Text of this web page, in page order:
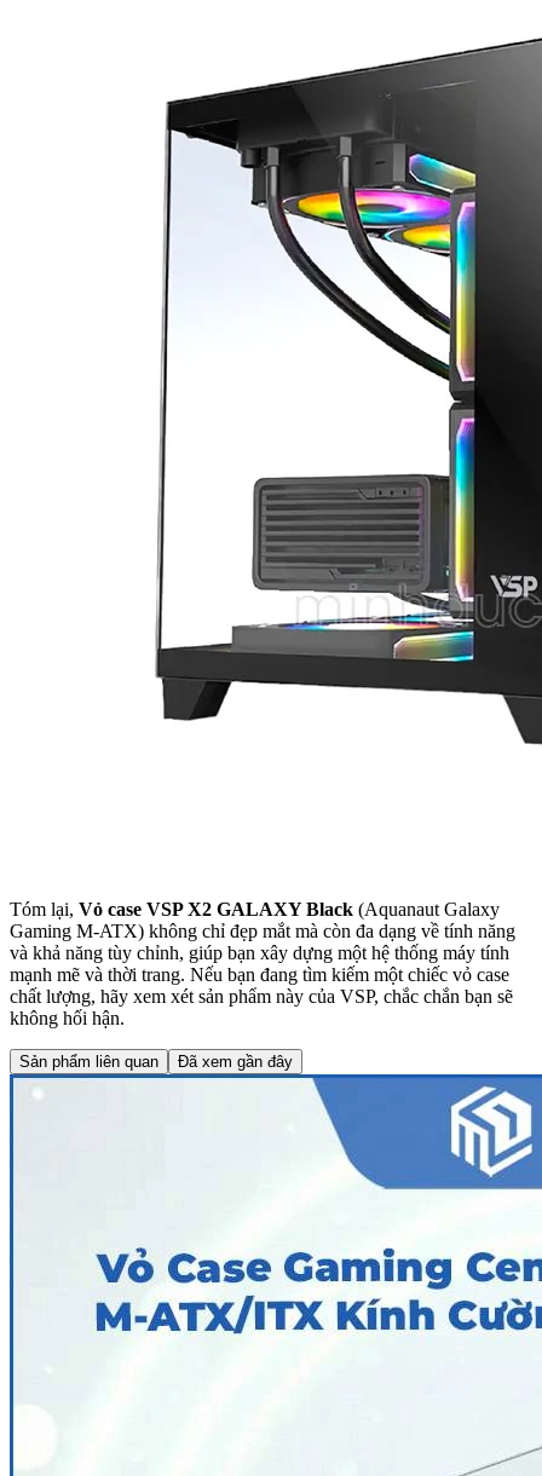
Tóm lại, Vỏ case VSP X2 GALAXY Black (Aquanaut Galaxy
Gaming M-ATX) không chỉ đẹp mắt mà còn đa dạng về tính năng
và khả năng tùy chỉnh, giúp bạn xây dựng một hệ thống máy tính
mạnh mẽ và thời trang. Nếu bạn đang tìm kiếm một chiếc vỏ case
chất lượng, hãy xem xét sản phẩm này của VSP, chắc chắn bạn sẽ
không hối hận.
Sản phẩm liên quan Đã xem gần đây